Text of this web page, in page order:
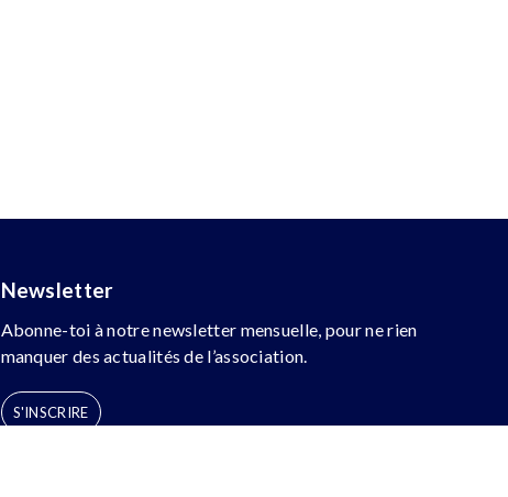
Newsletter
Abonne-toi à notre newsletter mensuelle, pour ne rien
manquer des actualités de l’association.
S'INSCRIRE